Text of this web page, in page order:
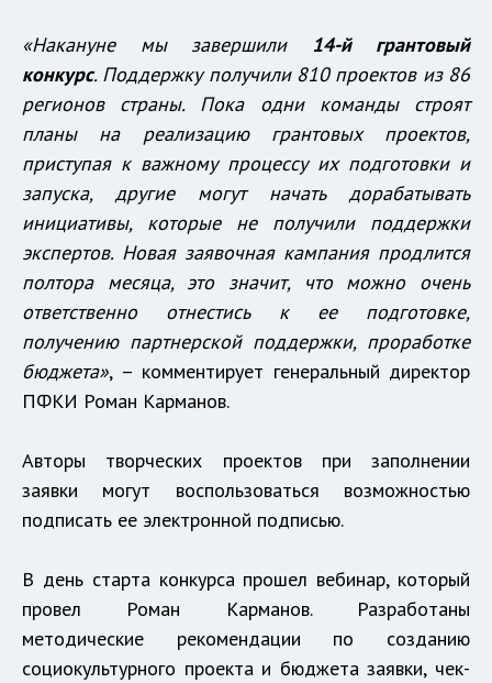
«Накануне мы завершили
14-й грантовый
конкурс. Поддержку получили 810 проектов из 86
регионов страны. Пока одни команды строят
планы на реализацию грантовых проектов,
приступая к важному процессу их подготовки и
запуска, другие могут начать дорабатывать
инициативы, которые не получили поддержки
экспертов. Новая заявочная кампания продлится
полтора месяца, это значит, что можно очень
ответственно отнестись к ее подготовке,
получению партнерской поддержки, проработке
бюджета», – комментирует генеральный директор
ПФКИ Роман Карманов.
Авторы творческих проектов при заполнении
заявки могут воспользоваться возможностью
подписать ее электронной подписью.
В день старта конкурса прошел вебинар, который
провел Роман Карманов. Разработаны
методические рекомендации по созданию
социокультурного проекта и бюджета заявки, чек-